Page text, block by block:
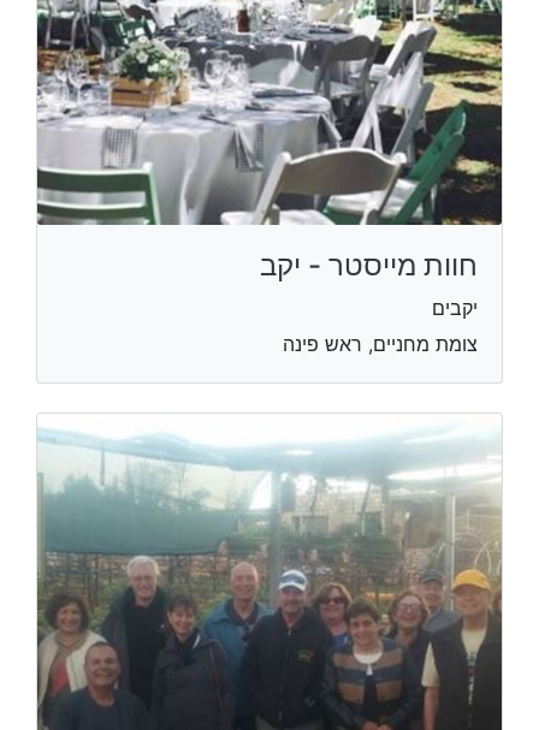
חוות מייסטר - יקב
יקבים
צומת מחניים, ראש פינה